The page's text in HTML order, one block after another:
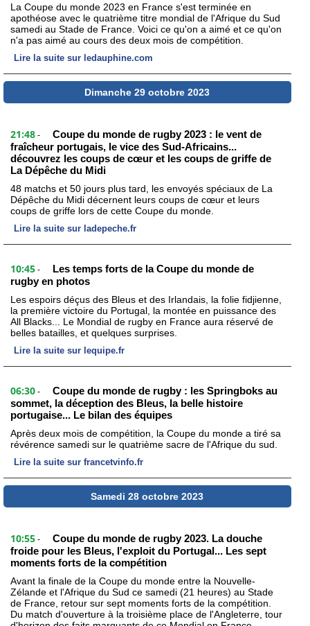
La Coupe du monde 2023 en France s'est terminée en
apothéose avec le quatrième titre mondial de l'Afrique du Sud
samedi au Stade de France. Voici ce qu'on a aimé et ce qu'on
n'a pas aimé au cours des deux mois de compétition.
Lire la suite sur ledauphine.com
Dimanche 29 octobre 2023
21:48 -
Coupe du monde de rugby 2023 : le vent de
fraîcheur portugais, le vice des Sud-Africains...
découvrez les coups de cœur et les coups de griffe de
La Dépêche du Midi
48 matchs et 50 jours plus tard, les envoyés spéciaux de La
Dépêche du Midi décernent leurs coups de cœur et leurs
coups de griffe lors de cette Coupe du monde.
Lire la suite sur ladepeche.fr
10:45 -
Les temps forts de la Coupe du monde de
rugby en photos
Les espoirs déçus des Bleus et des Irlandais, la folie fidjienne,
la première victoire du Portugal, la montée en puissance des
All Blacks... Le Mondial de rugby en France aura réservé de
belles batailles, et quelques surprises.
Lire la suite sur lequipe.fr
06:30 -
Coupe du monde de rugby : les Springboks au
sommet, la déception des Bleus, la belle histoire
portugaise... Le bilan des équipes
Après deux mois de compétition, la Coupe du monde a tiré sa
révérence samedi sur le quatrième sacre de l'Afrique du sud.
Lire la suite sur francetvinfo.fr
Samedi 28 octobre 2023
10:55 -
Coupe du monde de rugby 2023. La douche
froide pour les Bleus, l'exploit du Portugal... Les sept
moments forts de la compétition
Avant la finale de la Coupe du monde entre la Nouvelle-
Zélande et l'Afrique du Sud ce samedi (21 heures) au Stade
de France, retour sur sept moments forts de la compétition.
Du match d'ouverture à la troisième place de l'Angleterre, tour